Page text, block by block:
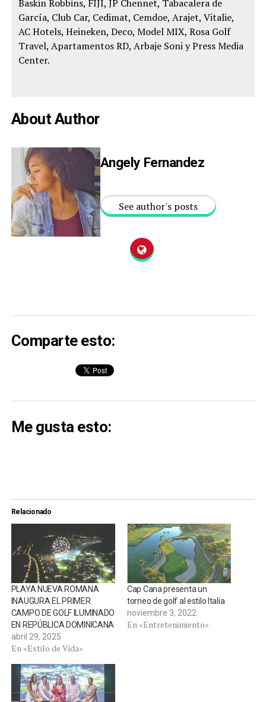
Baskin Robbins, FIJI, JP Chennet, Tabacalera de
García, Club Car, Cedimat, Cemdoe, Arajet, Vitalie,
AC Hotels, Heineken, Deco, Model MIX, Rosa Golf
Travel, Apartamentos RD, Arbaje Soni y Press Media
Center.
About Author
Angely Fernandez
See author's posts
Comparte esto:
Me gusta esto:
Relacionado
PLAYA NUEVA ROMANA
INAUGURA EL PRIMER
CAMPO DE GOLF ILUMINADO
EN REPÚBLICA DOMINICANA
abril 29, 2025
En «Estilo de Vida»
Cap Cana presenta un
torneo de golf al estilo Italia
noviembre 3, 2022
En «Entretenimiento»